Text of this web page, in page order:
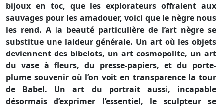
bijoux en toc, que les explorateurs offraient aux
sauvages pour les amadouer, voici que le nègre nous
les rend. A la beauté particulière de l’art nègre se
substitue une laideur générale. Un art où les objets
deviennent des bibelots, un art cosmopolite, un art
du vase à fleurs, du presse-papiers, et du porte-
plume souvenir où l’on voit en transparence la tour
de Babel. Un art du portrait aussi, incapable
désormais d’exprimer l’essentiel, le sculpteur se